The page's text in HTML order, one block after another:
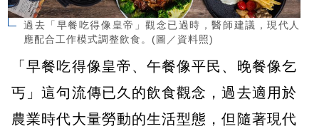
過去「早餐吃得像皇帝」觀念已過時，醫師建議，現代人
應配合工作模式調整飲食。(圖／資料照)
「早餐吃得像皇帝、午餐像平民、晚餐像乞
丐」這句流傳已久的飲食觀念，過去適用於
農業時代大量勞動的生活型態，但隨著現代